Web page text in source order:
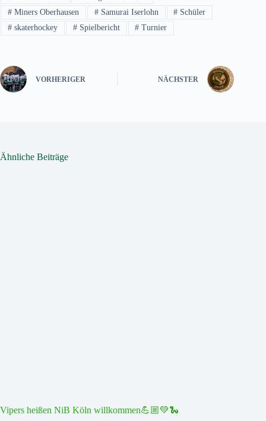
#Miners Oberhausen #Samurai Iserlohn # Schüler
#skaterhockey #Spielbericht # Turnier
VORHERIGER NÄCHSTER
Ähnliche Beiträge
Vipers heißen NiB Köln willkommen💪🏼💚🐍